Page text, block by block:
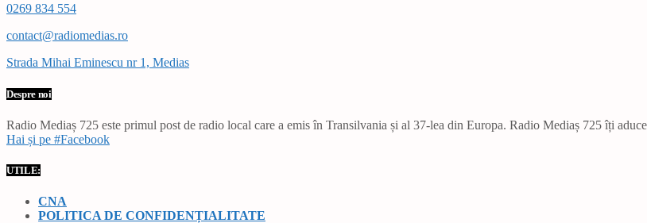
0269 834 554
contact@radiomedias.ro
Strada Mihai Eminescu nr 1, Medias
Despre noi
Radio Mediaș 725 este primul post de radio local care a emis în Transilvania și al 37-lea din Europa. Radio Mediaș 725 îți
Hai și pe #Facebook
UTILE:
CNA
POLITICA DE CONFIDENȚIALITATE